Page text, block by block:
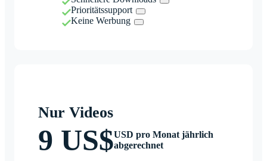
Prioritätssupport
Keine Werbung
Nur Videos
9 US$USD pro Monat jährlich
abgerechnet